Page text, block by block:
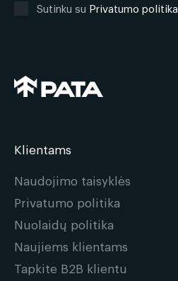
Sutinku su Privatumo politika
Klientams
Naudojimo taisyklės
Privatumo politika
Nuolaidų politika
Naujiems klientams
Tapkite B2B klientu